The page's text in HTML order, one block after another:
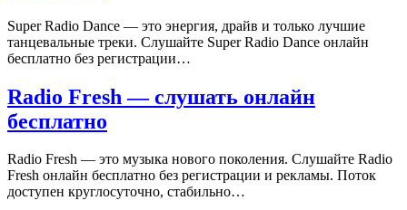
Super Radio Dance — это энергия, драйв и только лучшие
танцевальные треки. Слушайте Super Radio Dance онлайн
бесплатно без регистрации…
Radio Fresh — слушать онлайн
бесплатно
Radio Fresh — это музыка нового поколения. Слушайте Radio
Fresh онлайн бесплатно без регистрации и рекламы. Поток
доступен круглосуточно, стабильно…